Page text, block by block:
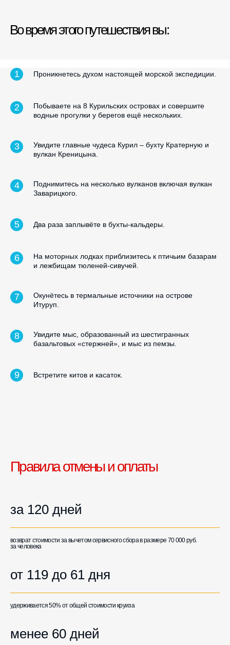
Во время этого путешествия вы:
Проникнетесь духом настоящей морской экспедиции.
Побываете на 8 Курильских островах и совершите
водные прогулки у берегов ещё нескольких.
Увидите главные чудеса Курил – бухту Кратерную и
вулкан Креницына.
Поднимитесь на несколько вулканов включая вулкан
Заварицкого.
Два раза заплывёте в бухты-кальдеры.
На моторных лодках приблизитесь к птичьим базарам
и лежбищам тюленей-сивучей.
Окунётесь в термальные источники на острове
Итуруп.
Увидите мыс, образованный из шестигранных
базальтовых «стержней», и мыс из пемзы.
Встретите китов и касаток.
Правила отмены и оплаты
за 120 дней
возврат стоимости за вычетом сервисного сбора в размере 70 000 руб.
за человека
от 119 до 61 дня
удерживается 50% от общей стоимости круиза
менее 60 дней